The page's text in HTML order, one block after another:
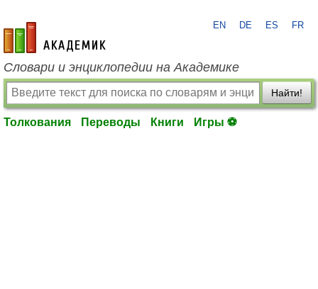
academic.ru
EN DE ES FR
Словари и энциклопедии на Академике
Найти!
Толкования Переводы Книги Игры ⚽